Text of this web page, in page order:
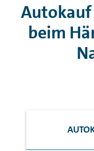
beim